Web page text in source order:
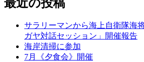
最近の投稿
サラリーマンから海上自衛隊海
ガヤ対話セッション」開催報告
海岸清掃に参加
7月《夕食会》開催